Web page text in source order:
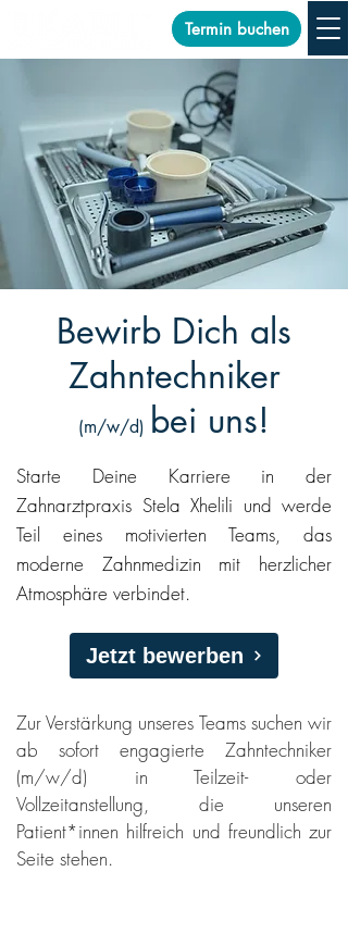
Termin buchen
Bewirb Dich als
Zahntechniker
(m/w/d) bei uns!
Starte Deine Karriere in der
Zahnarztpraxis Stela Xhelili und werde
Teil eines motivierten Teams, das
moderne Zahnmedizin mit herzlicher
Atmosphäre verbindet.
Jetzt bewerben
Zur Verstärkung unseres Teams suchen wir
ab sofort engagierte Zahntechniker
(m/w/d) in Teilzeit- oder
Vollzeitanstellung, die unseren
Patient*innen hilfreich und freundlich zur
Seite stehen.